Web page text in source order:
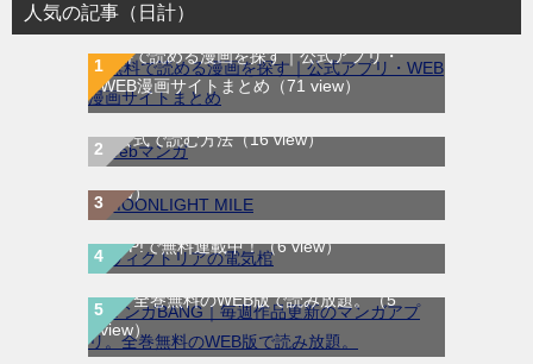
人気の記事（日計）
無料で読める漫画を探す｜公式アプリ・
WEB漫画サイトまとめ （71 view）
WEB漫画サイト一覧｜ブラウザで無料漫画
を公式で読む方法（16 view）
MOONLIGHT MILE｜最新刊第23巻！マンガ
ワンで最新刊まで全巻無料配信中！（10
view）
ヴィクトリアの電気棺｜最新刊第2巻！マン
ガUP!で無料連載中！（6 view）
マンガBANG｜毎週作品更新のマンガアプ
リ。全巻無料のWEB版で読み放題。（5
view）
サレタガワのブルー｜最新刊第5巻！妻の不
倫から始まる物語の結末やいかに！マンガ